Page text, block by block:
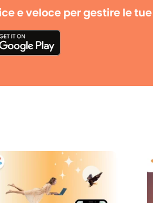
e veloce per gestire le tue